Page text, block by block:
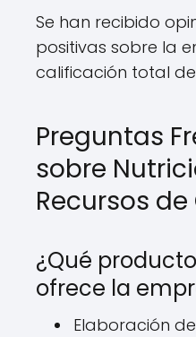
Se han recibido
positivas sobre la
calificación total de
Preguntas
sobre
Recursos
¿Qué
ofrece la
Elaboración